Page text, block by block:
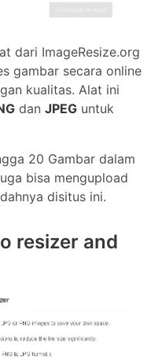
dari ImageResize.org
gambar secara online
kualitas. Alat ini
dan JPEG untuk
20 Gambar dalam
bisa mengupload
disitus ini.
resizer and